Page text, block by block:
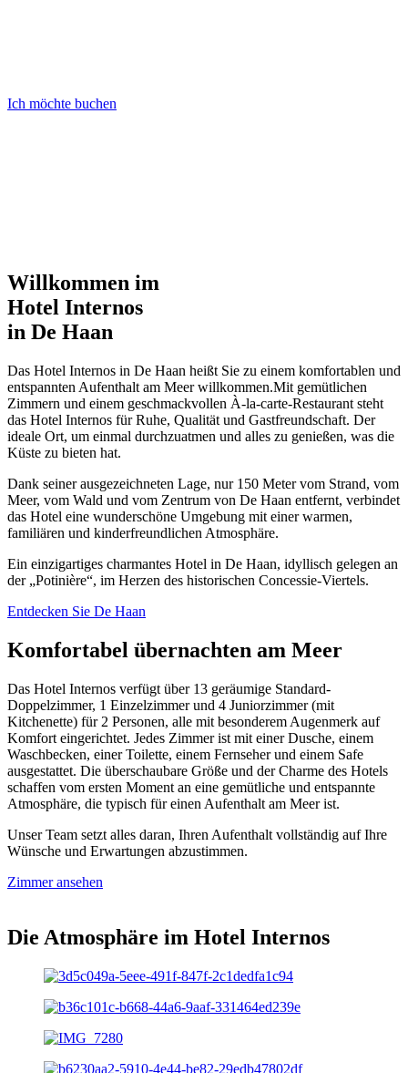
Ich möchte buchen
Willkommen im
Hotel Internos
in De Haan
Das Hotel Internos in De Haan heißt Sie zu einem komfortablen und
entspannten Aufenthalt am Meer willkommen.Mit gemütlichen
Zimmern und einem geschmackvollen À-la-carte-Restaurant steht
das Hotel Internos für Ruhe, Qualität und Gastfreundschaft. Der
ideale Ort, um einmal durchzuatmen und alles zu genießen, was die
Küste zu bieten hat.
Dank seiner ausgezeichneten Lage, nur 150 Meter vom Strand, vom
Meer, vom Wald und vom Zentrum von De Haan entfernt, verbindet
das Hotel eine wunderschöne Umgebung mit einer warmen,
familiären und kinderfreundlichen Atmosphäre.
Ein einzigartiges charmantes Hotel in De Haan, idyllisch gelegen an
der „Potinière“, im Herzen des historischen Concessie-Viertels.
Entdecken Sie De Haan
Komfortabel übernachten am Meer
Das Hotel Internos verfügt über 13 geräumige Standard-
Doppelzimmer, 1 Einzelzimmer und 4 Juniorzimmer (mit
Kitchenette) für 2 Personen, alle mit besonderem Augenmerk auf
Komfort eingerichtet. Jedes Zimmer ist mit einer Dusche, einem
Waschbecken, einer Toilette, einem Fernseher und einem Safe
ausgestattet. Die überschaubare Größe und der Charme des Hotels
schaffen vom ersten Moment an eine gemütliche und entspannte
Atmosphäre, die typisch für einen Aufenthalt am Meer ist.
Unser Team setzt alles daran, Ihren Aufenthalt vollständig auf Ihre
Wünsche und Erwartungen abzustimmen.
Zimmer ansehen
Die Atmosphäre im Hotel Internos